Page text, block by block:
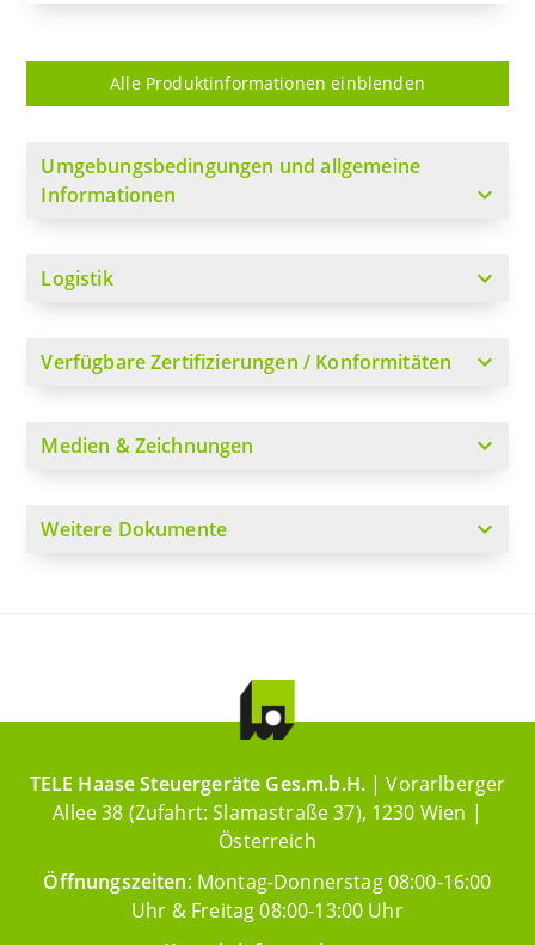
Alle Produktinformationen einblenden
Umgebungsbedingungen und allgemeine
Informationen
expand_more
Logistik expand_more
Verfügbare Zertifizierungen / Konformitäten expand_more
Medien & Zeichnungen expand_more
Weitere Dokumente expand_more
TELE Haase Steuergeräte Ges.m.b.H. | Vorarlberger
Allee 38 (Zufahrt: Slamastraße 37), 1230 Wien |
Österreich
Öffnungszeiten: Montag-Donnerstag 08:00-16:00
Uhr & Freitag 08:00-13:00 Uhr